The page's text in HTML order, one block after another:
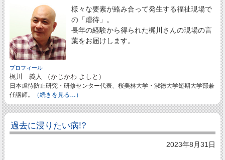
様々な要素が絡み合って発生する福祉現場で
の「虐待」。
長年の経験から得られた梶川さんの現場の言
葉をお届けします。
プロフィール
梶川 義人 （かじかわ よしと）
日本虐待防止研究・研修センター代表、桜美林大学・淑徳大学短期大学部兼
任講師。
（続きを見る…）
過去に浸りたい病!?
2023年8月31日